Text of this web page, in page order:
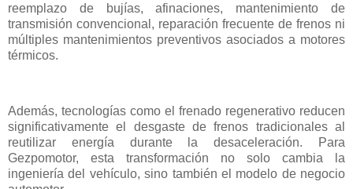
reemplazo de bujías, afinaciones, mantenimiento de
transmisión convencional, reparación frecuente de frenos ni
múltiples mantenimientos preventivos asociados a motores
térmicos.
Además, tecnologías como el frenado regenerativo reducen
significativamente el desgaste de frenos tradicionales al
reutilizar energía durante la desaceleración. Para
Gezpomotor, esta transformación no solo cambia la
ingeniería del vehículo, sino también el modelo de negocio